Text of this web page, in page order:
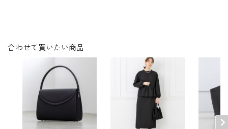
洗濯方法：ご自宅で洗濯可
フロントオープンタイプ
両サイドポケット付き
※モデル着用：
ジャケット /
イヤリング /
ネックレス / 5619896-10
バッグ /5620620-00
合わせて買いたい商品